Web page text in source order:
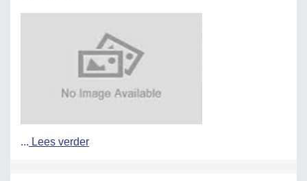
... Lees verder